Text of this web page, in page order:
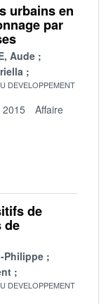
urbains en
par
Aude
DEVELOPPEMENT
2015
Affaire
de
de
Philippe
DEVELOPPEMENT